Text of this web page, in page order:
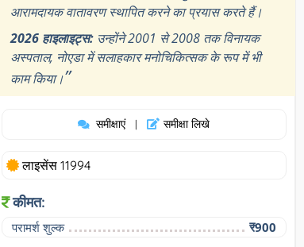
आरामदायक वातावरण स्थापित करने का प्रयास करते हैं।
2026 हाइलाइट्स:उन्होंने 2001 से 2008 तक विनायक
अस्पताल, नोएडा में सलाहकार मनोचिकित्सक के रूप में भी
काम किया।”
समीक्षाएं | समीक्षा लिखे
लाइसेंस 11994
कीमत:
परामर्श शुल्क ₹900